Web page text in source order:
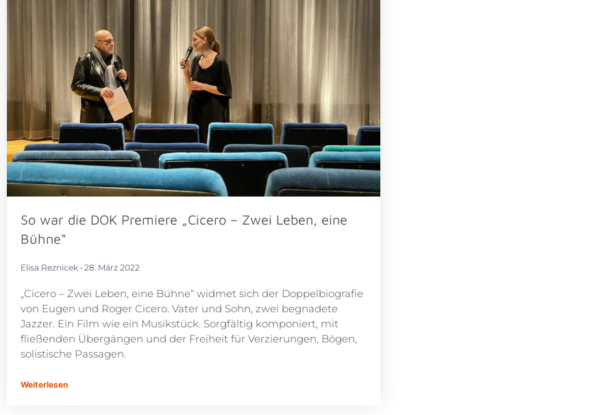
So war die DOK Premiere „Cicero – Zwei Leben, eine
Bühne“
Elisa Reznicek 28. März 2022
„Cicero – Zwei Leben, eine Bühne“ widmet sich der Doppelbiografie
von Eugen und Roger Cicero. Vater und Sohn, zwei begnadete
Jazzer. Ein Film wie ein Musikstück. Sorgfältig komponiert, mit
fließenden Übergängen und der Freiheit für Verzierungen, Bögen,
solistische Passagen.
Weiterlesen